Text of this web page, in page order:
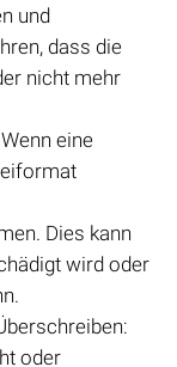
und
dass die
nicht mehr
eine
Dies kann
wird oder
oder